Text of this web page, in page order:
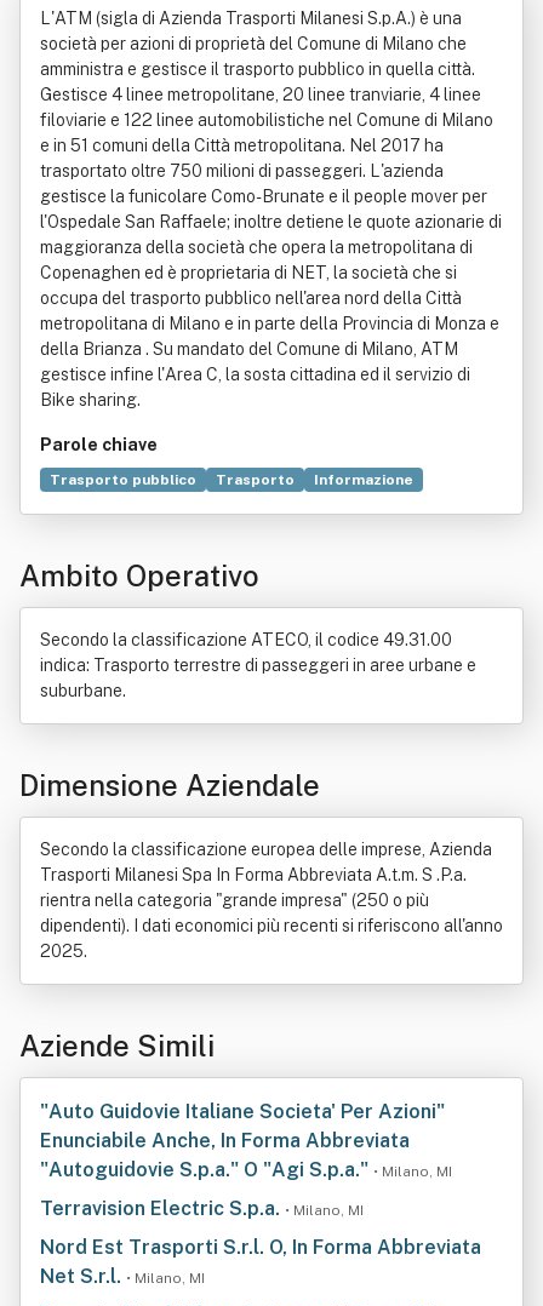
S .P.a.
L'ATM (sigla di Azienda Trasporti Milanesi S.p.A.) è una
società per azioni di proprietà del Comune di Milano che
amministra e gestisce il trasporto pubblico in quella città.
Gestisce 4 linee metropolitane, 20 linee tranviarie, 4 linee
filoviarie e 122 linee automobilistiche nel Comune di Milano
e in 51 comuni della Città metropolitana. Nel 2017 ha
trasportato oltre 750 milioni di passeggeri. L'azienda
gestisce la funicolare Como-Brunate e il people mover per
l'Ospedale San Raffaele; inoltre detiene le quote azionarie di
maggioranza della società che opera la metropolitana di
Copenaghen ed è proprietaria di NET, la società che si
occupa del trasporto pubblico nell'area nord della Città
metropolitana di Milano e in parte della Provincia di Monza e
della Brianza . Su mandato del Comune di Milano, ATM
gestisce infine l'Area C, la sosta cittadina ed il servizio di
Bike sharing.
Parole chiave
Trasporto pubblico Trasporto
Informazione
Storia di Milano
Tram Diritti umani
Proprietà
Polizia
Strategia Accessibilità
Gasolio
Metropolitana
Consiglio di amministrazione
Funicolare Como-Brunate
Manifestazione
Cultura Filobus
Consulenza
Distribuzione commerciale
Elettronica
Mezzo di comunicazione di massa
Programmazione (informatica)
Rete di computer
Ambito Operativo
Secondo la classificazione ATECO, il codice 49.31.00
indica: Trasporto terrestre di passeggeri in aree urbane e
suburbane.
Dimensione Aziendale
Secondo la classificazione europea delle imprese, Azienda
Trasporti Milanesi Spa In Forma Abbreviata A.t.m. S .P.a.
rientra nella categoria "grande impresa" (250 o più
dipendenti). I dati economici più recenti si riferiscono all'anno
2025.
Aziende Simili
"Auto Guidovie Italiane Societa' Per Azioni"
Enunciabile Anche, In Forma Abbreviata
"Autoguidovie S.p.a." O "Agi S.p.a." • Milano, MI
Terravision Electric S.p.a. • Milano, MI
Nord Est Trasporti S.r.l. O, In Forma Abbreviata
Net S.r.l. • Milano, MI